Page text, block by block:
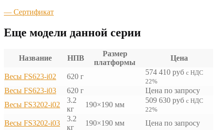
— Сертификат
Еще модели данной серии
Название НПВ
Размер
платформы
Цена
Весы FS623-i02 620 г
574 410 руб с НДС
22%
Весы FS623-i03 620 г
Цена по запросу
Весы FS3202-i02
3.2
кг
190×190 мм
509 630 руб с НДС
22%
Весы FS3202-i03
3.2
кг
190×190 мм Цена по запросу